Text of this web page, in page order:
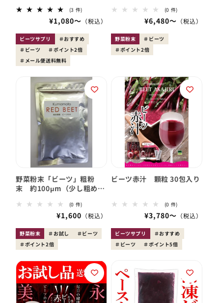
(3 件)
ビ
ー
数
の
合
会
価
格
¥1,080〜
ビーツサプリ
おすすめ
ビーツ
ポイント2倍
メール便送料無料
(0 件)
ビ
会
価
格
¥6,480〜
野菜粉末
ビーツ
ポイント2倍
野菜粉末「ビーツ」粗粉
末 約100μm（少し粗め）
(0 件)
ビ
ー
数
会
価
¥1,600
野菜粉末 お試し
ビーツ
ポイント2倍
ビーツ赤汁 顆粒 30包入り
(0 件)
ビ
ー
数
の
合
会
価
格
¥3,780〜
ビーツサプリ
おすすめ
ビーツ
ポイント5倍